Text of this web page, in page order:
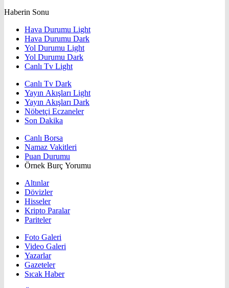
Haberin Sonu
Hava Durumu Light
Hava Durumu Dark
Yol Durumu Light
Yol Durumu Dark
Canlı Tv Light
Canlı Tv Dark
Yayın Akışları Light
Yayın Akışları Dark
Nöbetçi Eczaneler
Son Dakika
Canlı Borsa
Namaz Vakitleri
Puan Durumu
Örnek Burç Yorumu
Altınlar
Dövizler
Hisseler
Kripto Paralar
Pariteler
Foto Galeri
Video Galeri
Yazarlar
Gazeteler
Sıcak Haber